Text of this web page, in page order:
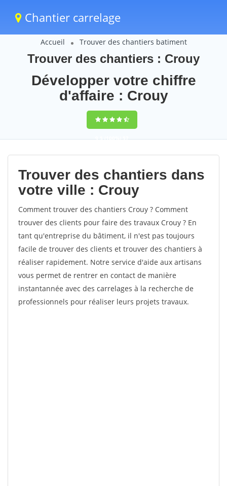
Chantier carrelage
Accueil Trouver des chantiers batiment
Trouver des chantiers : Crouy
Développer votre chiffre
d'affaire : Crouy
9,5(100%)57
votes
Trouver des chantiers dans
votre ville : Crouy
Comment trouver des chantiers Crouy ? Comment
trouver des clients pour faire des travaux Crouy ? En
tant qu'entreprise du bâtiment, il n'est pas toujours
facile de trouver des clients et trouver des chantiers à
réaliser rapidement. Notre service d'aide aux artisans
vous permet de rentrer en contact de manière
instantannée avec des carrelages à la recherche de
professionnels pour réaliser leurs projets travaux.